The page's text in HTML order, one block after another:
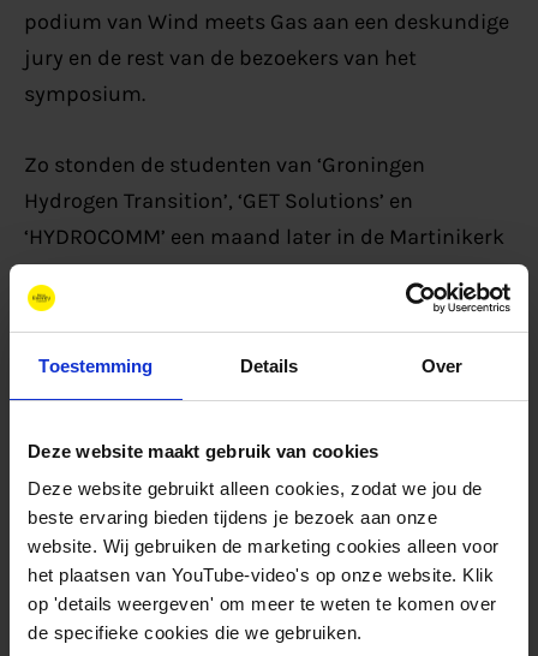
Toestemming Details Over
Deze website maakt gebruik van cookies
Deze website gebruikt alleen cookies, zodat we jou de
beste ervaring bieden tijdens je bezoek aan onze
website. Wij gebruiken de marketing cookies alleen voor
het plaatsen van YouTube-video's op onze website. Klik
op 'details weergeven' om meer te weten te komen over
de specifieke cookies die we gebruiken.
podium van Wind meets Gas aan een deskundige
jury en de rest van de bezoekers van het
symposium.
Zo stonden de studenten van ‘Groningen
Hydrogen Transition’, ‘GET Solutions’ en
‘HYDROCOMM’ een maand later in de Martinikerk
voor zo’n 350 mensen hun oplossing te pitchen.
De jury, bestaande uit Dick Pouwels (Hanze),
Catrinus Jepma (NEC) gingen na afloop in beraad
communicatie in de realisatie van een
waterstofnetwerk als winnaar.
Niet alleen de jury was onder de indruk van de
pitch, maar ook Jan van der Tempel, DOT Power en
eigenaar van Phynix, was dat. Spontaan stapte hij